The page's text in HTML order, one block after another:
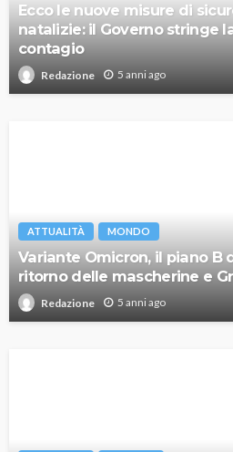
Ecco le nuove misure di
natalizie: il Governo stringe
contagio
Redazione 5 anni ago
ATTUALITÀ MONDO
Variante Omicron, il piano B
ritorno delle mascherine e
Redazione 5 anni ago